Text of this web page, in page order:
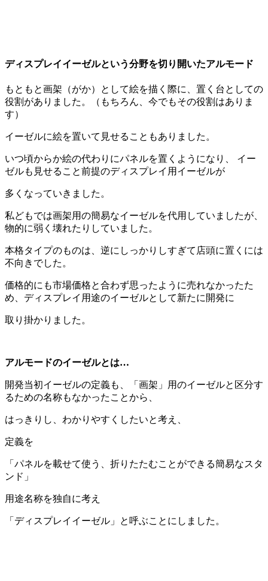
ディスプレイイーゼルという分野を切り開いたアルモード
もともと画架（がか）として絵を描く際に、置く台としての
役割がありました。（もちろん、今でもその役割はありま
す）
イーゼルに絵を置いて見せることもありました。
いつ頃からか絵の代わりにパネルを置くようになり、 イー
ゼルも見せること前提のディスプレイ用イーゼルが
多くなっていきました。
私どもでは画架用の簡易なイーゼルを代用していましたが、
物的に弱く壊れたりしていました。
本格タイプのものは、逆にしっかりしすぎて店頭に置くには
不向きでした。
価格的にも市場価格と合わず思ったように売れなかったた
め、ディスプレイ用途のイーゼルとして新たに開発に
取り掛かりました。
アルモードのイーゼルとは…
開発当初イーゼルの定義も、「画架」用のイーゼルと区分す
るための名称もなかったことから、
はっきりし、わかりやすくしたいと考え、
定義を
「パネルを載せて使う、折りたたむことができる簡易なスタ
ンド」
用途名称を独自に考え
「ディスプレイイーゼル」と呼ぶことにしました。